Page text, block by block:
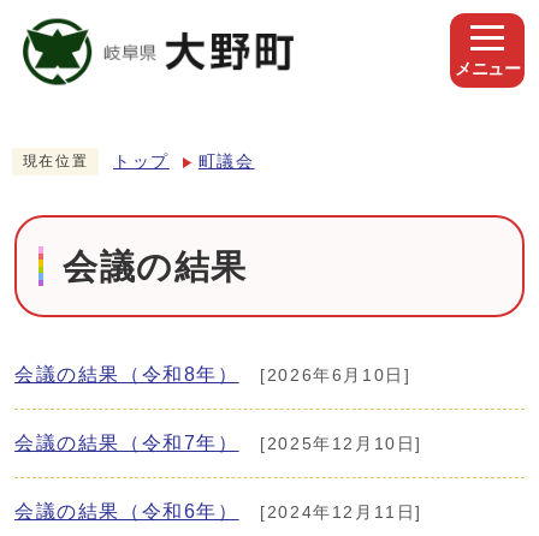
メニュー
現在位置 トップ 町議会
会議の結果
会議の結果（令和8年） [2026年6月10日]
会議の結果（令和7年） [2025年12月10日]
会議の結果（令和6年） [2024年12月11日]